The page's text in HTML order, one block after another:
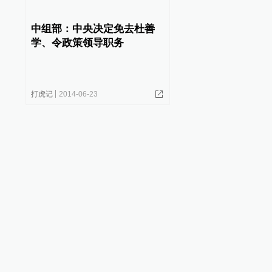
中组部：中央决定免去杜善
学、令政策领导职务
打虎记 2014-06-23